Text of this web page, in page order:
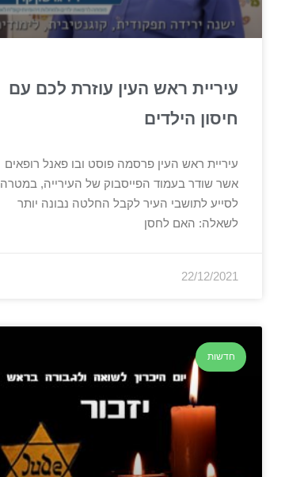
עיריית ראש העין עוזרת לכם עם
חיסון הילדים
עיריית ראש העין פרסמה פוסט ובו פאנל רופאים
אשר שודר בעמוד הפייסבוק של העירייה, במטרה
לסייע לתושבי העיר לקבל החלטה נבונה יותר
לשאלה: האם לחסן
22/12/2021
חדשות